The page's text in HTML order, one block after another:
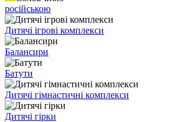
російською
Дитячі ігрові комплекси
Балансири
Батути
Дитячі гімнастичні комплекси
Дитячі гірки